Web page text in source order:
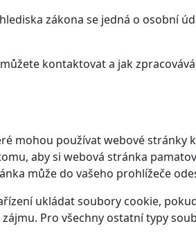
zákona se jedná o osobní
kontaktovat a jak
mohou používat webové
aby si webová stránka
může do vašeho prohlížeče
ukládat soubory cookie,
Pro všechny ostatní typy